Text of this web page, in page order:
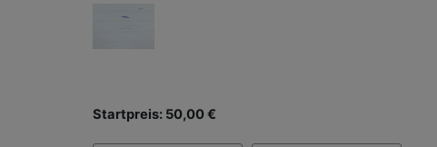
Startpreis: 50,00 €